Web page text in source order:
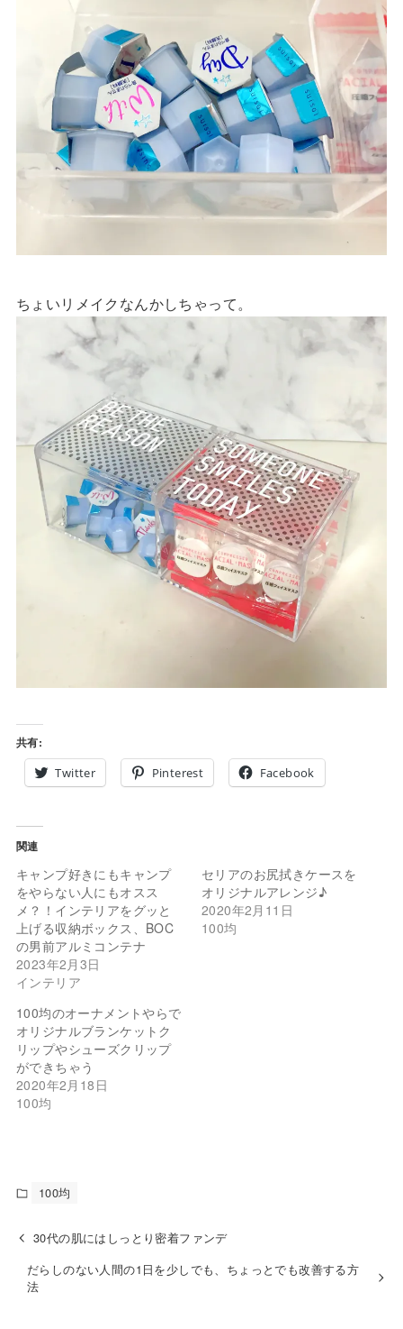
ちょいリメイクなんかしちゃって。
共有:
Twitter
Pinterest Facebook
関連
キャンプ好きにもキャンプ
をやらない人にもオスス
メ？！インテリアをグッと
上げる収納ボックス、BOC
の男前アルミコンテナ
2023年2月3日
インテリア
セリアのお尻拭きケースを
オリジナルアレンジ♪
2020年2月11日
100均
100均のオーナメントやらで
オリジナルブランケットク
リップやシューズクリップ
ができちゃう
2020年2月18日
100均
100均
30代の肌にはしっとり密着ファンデ
だらしのない人間の1日を少しでも、ちょっとでも改善する方
法